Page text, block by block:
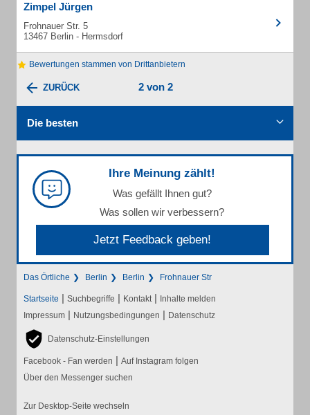
Zimpel Jürgen
Frohnauer Str. 5
13467 Berlin - Hermsdorf
Bewertungen stammen von Drittanbietern
ZURÜCK 2 von 2
Die besten
Ihre Meinung zählt!
Was gefällt Ihnen gut?
Was sollen wir verbessern?
Jetzt Feedback geben!
Das Örtliche Berlin Berlin Frohnauer Str
Startseite | Suchbegriffe | Kontakt | Inhalte melden
Impressum | Nutzungsbedingungen | Datenschutz
Datenschutz-Einstellungen
Facebook - Fan werden | Auf Instagram folgen
Über den Messenger suchen
Zur Desktop-Seite wechseln